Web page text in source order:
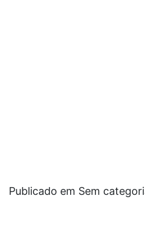
Publicado em Sem